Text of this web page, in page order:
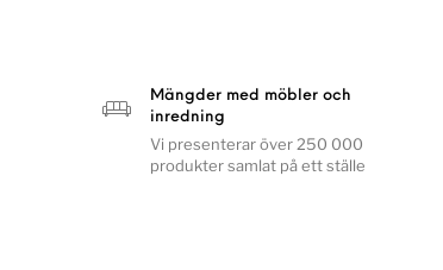
Mängder med möbler och
inredning
Vi presenterar över 250 000
produkter samlat på ett ställe